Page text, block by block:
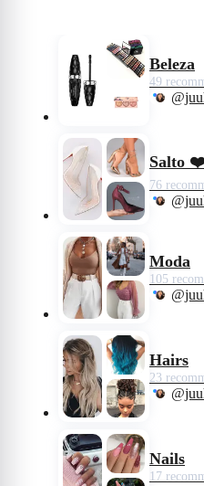
Beleza
49
Salto ❤️
76
Moda
105
Hairs
23
Nails
17